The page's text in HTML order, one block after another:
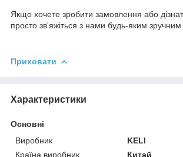
Якщо хочете зробити замовлення або
просто зв'яжіться з нами будь-яким
Приховати
Характеристики
Основні
Виробник
KELI
Країна виробник
Китай